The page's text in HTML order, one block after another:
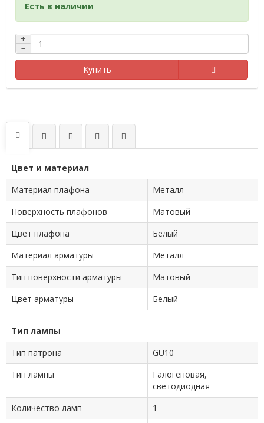
Есть в наличии
+
−
Купить
Цвет и материал
Материал плафона
Металл
Поверхность плафонов
Матовый
Цвет плафона
Белый
Материал арматуры
Металл
Тип поверхности арматуры
Матовый
Цвет арматуры
Белый
Тип лампы
Тип патрона
GU10
Тип лампы
Галогеновая,
cветодиодная
Количество ламп
1